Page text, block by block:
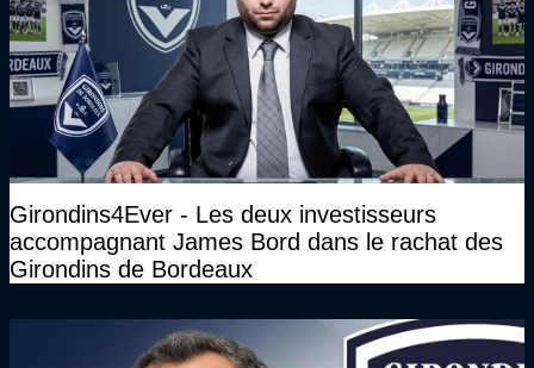
Girondins4Ever - Les deux investisseurs
accompagnant James Bord dans le rachat des
Girondins de Bordeaux